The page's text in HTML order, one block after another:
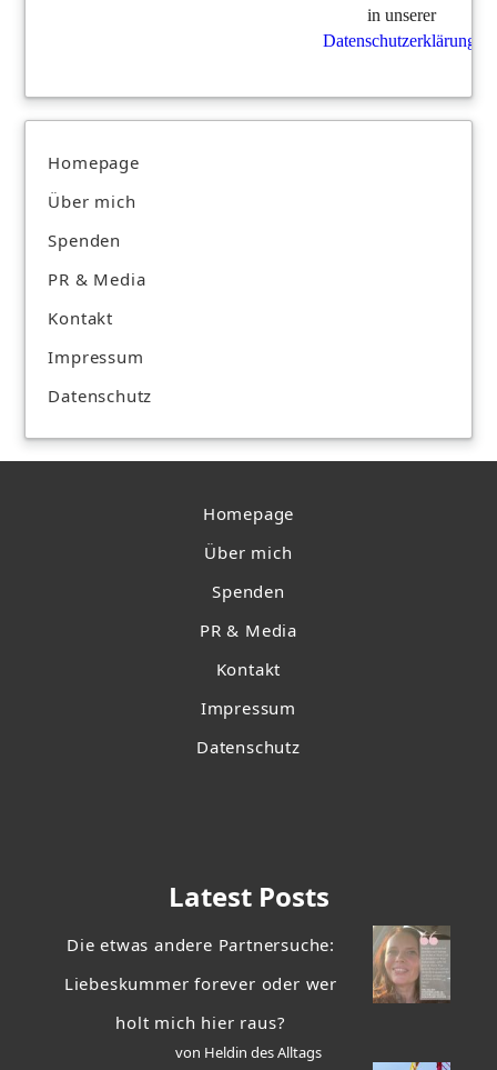
in unserer
Datenschutzerklärung
Homepage
Über mich
Spenden
PR & Media
Kontakt
Impressum
Datenschutz
Homepage
Über mich
Spenden
PR & Media
Kontakt
Impressum
Datenschutz
Latest Posts
Die etwas andere Partnersuche:
Liebeskummer forever oder wer
holt mich hier raus?
von Heldin des Alltags